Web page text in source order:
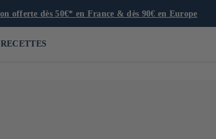
🍙 Restaurants, boutique & café à Paris
RECETTES